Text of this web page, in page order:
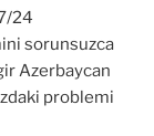
24
sorunsuzca
Azerbaycan
problemi